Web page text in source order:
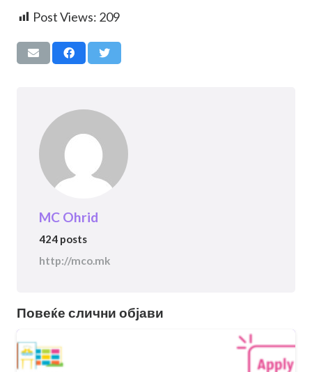
Post Views: 209
MC Ohrid
424 posts
http://mco.mk
Повеќе слични објави